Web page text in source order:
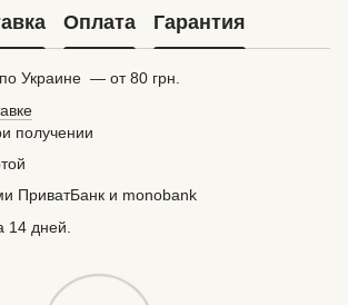
Оплата Гарантия
Украине — от 80 грн.
получении
ПриватБанк и monobank
14 дней.